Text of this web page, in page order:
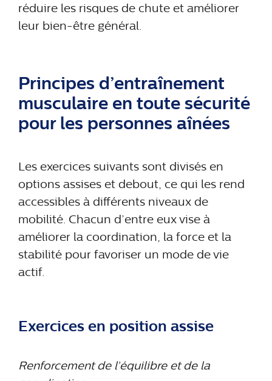
réduire les risques de chute et améliorer
leur bien-être général.
Principes d’entraînement
musculaire en toute sécurité
pour les personnes aînées
Les exercices suivants sont divisés en
options assises et debout, ce qui les rend
accessibles à différents niveaux de
mobilité. Chacun d’entre eux vise à
améliorer la coordination, la force et la
stabilité pour favoriser un mode de vie
actif.
Exercices en position assise
Renforcement de l’équilibre et de la